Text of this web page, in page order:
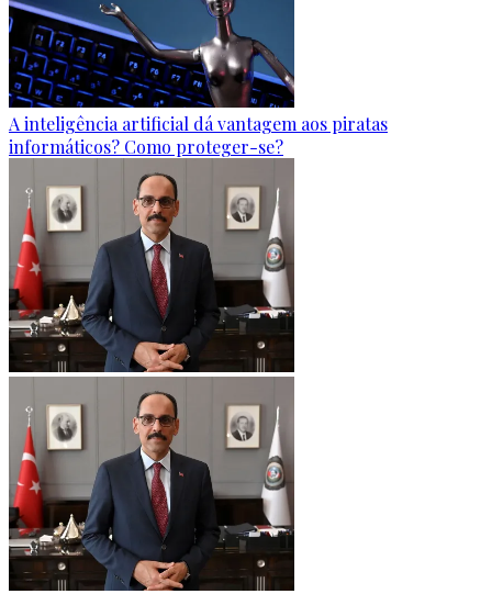
A inteligência artificial dá vantagem aos piratas
informáticos? Como proteger-se?